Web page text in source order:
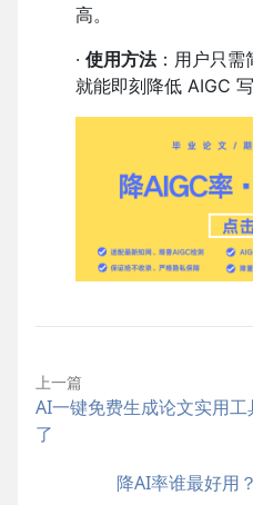
高。
· 使用方法：用户只需
就能即刻降低 AIGC 写
上一篇
AI一键免费生成论文实用
了
降AI率谁最好用